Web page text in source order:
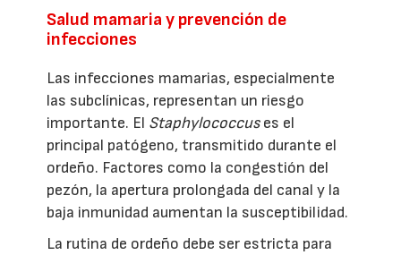
Salud mamaria y prevención de
infecciones
Las infecciones mamarias, especialmente
las subclínicas, representan un riesgo
importante. El Staphylococcuses el
principal patógeno, transmitido durante el
ordeño. Factores como la congestión del
pezón, la apertura prolongada del canal y la
baja inmunidad aumentan la susceptibilidad.
La rutina de ordeño debe ser estricta para